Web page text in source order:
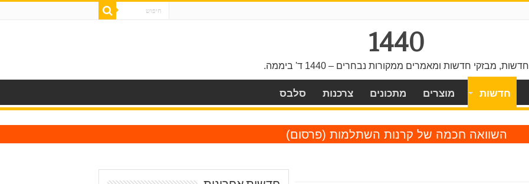
1440
חדשות, מבזקי חדשות ומאמרים ממקורות נבחרים – 1440 ד' ביממה.
חדשות מוצרים מתכונים צרכנות סלבס
השוואה חכמה של קרנות השתלמות (פרסום)